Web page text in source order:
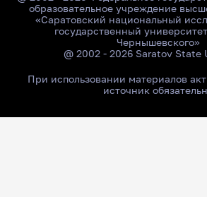
образовательное учреждение
«Саратовский национальный
государственный
Чернышевского»
@ 2002 - 2026 Saratov State
При использовании материалов
источник